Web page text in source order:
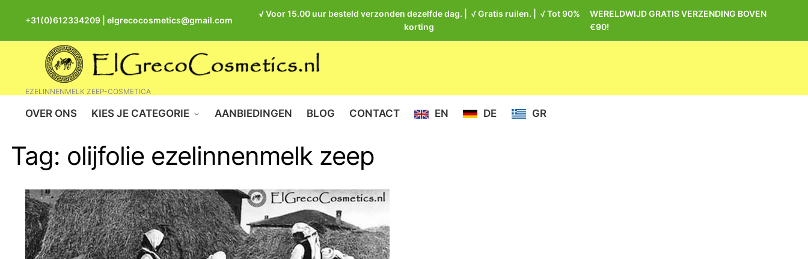
+31(0)612334209| elgrecocosmetics@gmail.com
√ Voor 15.00 uur besteld verzonden dezelfde dag. | √ Gratis ruilen. | √ Tot 90%
korting
WERELDWIJD GRATIS VERZENDING BOVEN
€90!
EZELINNENMELK ZEEP-COSMETICA
OVER ONS KIES JE CATEGORIE AANBIEDINGEN BLOG CONTACT EN DE GR
Tag: olijfolie ezelinnenmelk zeep